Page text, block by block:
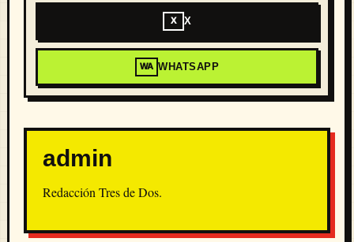
X X
WA WHATSAPP
admin
Redacción Tres de Dos.